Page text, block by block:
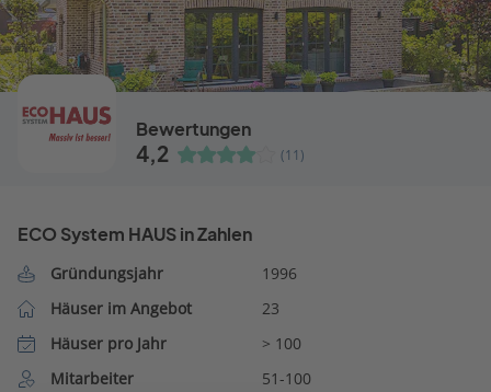
Bewertungen
4,2 (11)
ECO System HAUS in Zahlen
Gründungsjahr
1996
Häuser im Angebot
23
Häuser pro Jahr
> 100
Mitarbeiter
51-100